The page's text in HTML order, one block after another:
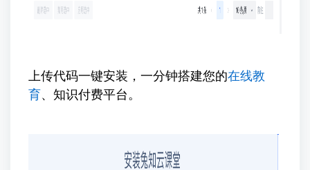
上传代码一键安装，一分钟搭建您的在线教
育、知识付费平台。